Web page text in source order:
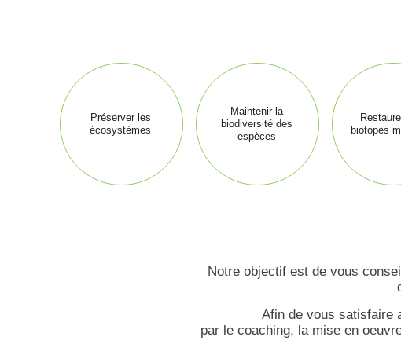
Préserver les
écosystèmes
Maintenir la
biodiversité des
espèces
biotopes
Notre objectif est de vous
Afin de vous satisfaire
par le coaching, la mise en